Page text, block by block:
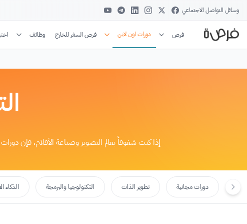
وسائل التواصل الاجتماعي
فرص دورات اون لاين فرص السفر للخارج وظائف
إذا كنت شغوفاً بعالم التصوير وصناعة الأفلام، فإن
دورات مجانية تطوير الذات التكنولوجيا والبرمجة الذكاء